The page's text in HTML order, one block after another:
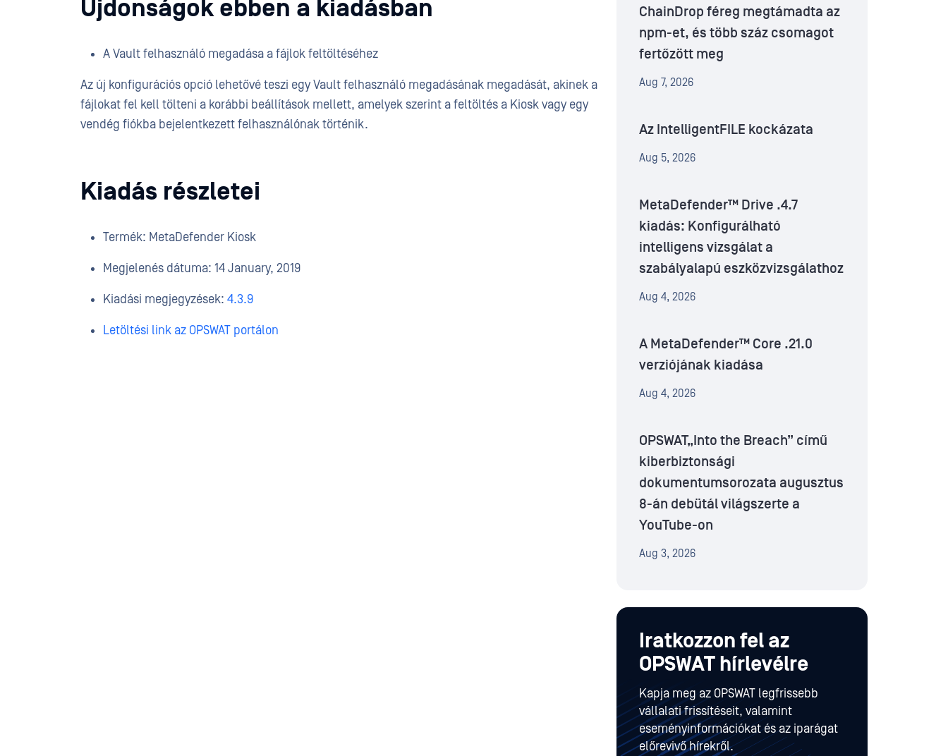
Újdonságok ebben a kiadásban
A Vault felhasználó megadása a fájlok feltöltéséhez
Az új konfigurációs opció lehetővé teszi egy Vault felhasználó megadásának megadását, akinek a
fájlokat fel kell tölteni a korábbi beállítások mellett, amelyek szerint a feltöltés a Kiosk vagy egy
vendég fiókba bejelentkezett felhasználónak történik.
Kiadás részletei
Termék: MetaDefender Kiosk
Megjelenés dátuma: 14 January, 2019
Kiadási megjegyzések: 4.3.9
Letöltési link az OPSWAT portálon
ChainDrop féreg megtámadta az
npm-et, és több száz csomagot
fertőzött meg
Aug 7, 2026
Az IntelligentFILE kockázata
Aug 5, 2026
MetaDefender™ Drive .4.7
kiadás: Konfigurálható
intelligens vizsgálat a
szabályalapú eszközvizsgálathoz
Aug 4, 2026
A MetaDefender™ Core .21.0
verziójának kiadása
Aug 4, 2026
OPSWAT„Into the Breach” című
kiberbiztonsági
dokumentumsorozata augusztus
8-án debütál világszerte a
YouTube-on
Aug 3, 2026
Iratkozzon fel az
OPSWAT hírlevélre
Kapja meg az OPSWAT legfrissebb
vállalati frissítéseit, valamint
eseményinformációkat és az iparágat
előrevivő hírekről.